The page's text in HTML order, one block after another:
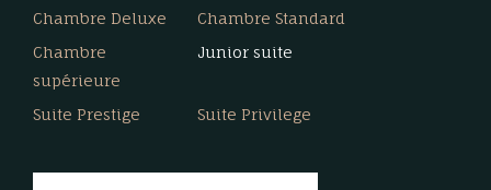
Chambre Deluxe
Chambre Standard
Chambre
supérieure
Junior suite
Suite Prestige Suite Privilege